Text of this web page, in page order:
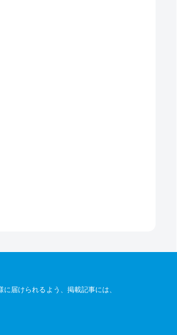
届けられるよう、掲載記事には、